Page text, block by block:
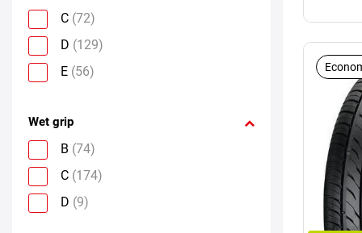
C (72)
D (129)
E (56)
Wet grip
B (74)
C (174)
D (9)